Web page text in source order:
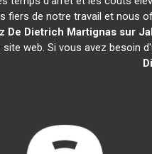
fiers de notre travail et
De Dietrich Martignas sur
web. Si vous avez besoin